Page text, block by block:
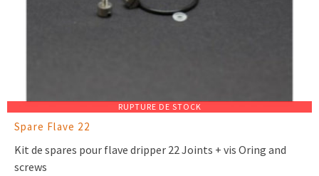
RUPTURE DE STOCK
Spare Flave 22
Kit de spares pour flave dripper 22 Joints + vis Oring and
screws